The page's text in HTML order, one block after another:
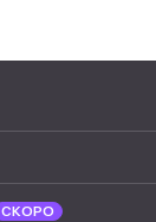
СКОРО